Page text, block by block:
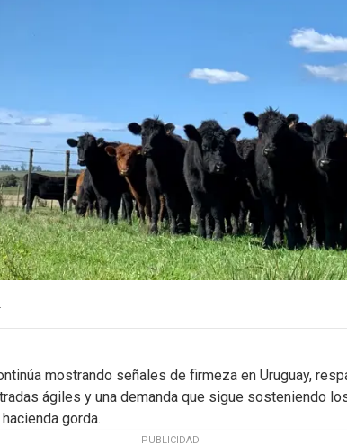
mostrando señales de firmeza en Uruguay,
ágiles y una demanda que sigue sosteniendo
gorda.
PUBLICIDAD